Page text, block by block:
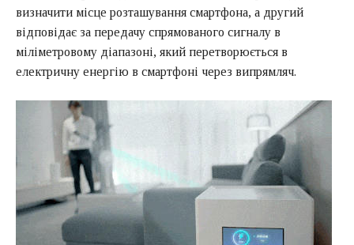
визначити місце розташування смартфона, а другий
відповідає за передачу спрямованого сигналу в
міліметровому діапазоні, який перетворюється в
електричну енергію в смартфоні через випрямляч.